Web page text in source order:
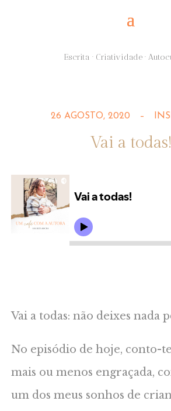
Escrita · Criatividade ·
26 AGOSTO, 2020 –
Vai a todas!
Vai a todas: não deixes nada
No episódio de hoje, conto-
mais ou menos engraçada,
um dos meus sonhos de